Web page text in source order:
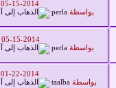
05-15-2014
بواسطة perla
05-15-2014
بواسطة perla
01-22-2014
بواسطة taalba